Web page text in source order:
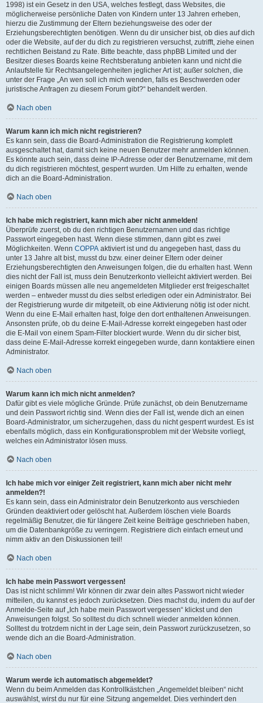
1998) ist ein Gesetz in den USA, welches festlegt, dass Websites, die
möglicherweise persönliche Daten von Kindern unter 13 Jahren erheben,
hierzu die Zustimmung der Eltern beziehungsweise des oder der
Erziehungsberechtigten benötigen. Wenn du dir unsicher bist, ob dies auf dich
oder die Website, auf der du dich zu registrieren versuchst, zutrifft, ziehe einen
rechtlichen Beistand zu Rate. Bitte beachte, dass phpBB Limited und der
Besitzer dieses Boards keine Rechtsberatung anbieten kann und nicht die
Anlaufstelle für Rechtsangelegenheiten jeglicher Art ist; außer solchen, die
unter der Frage „An wen soll ich mich wenden, falls es Beschwerden oder
juristische Anfragen zu diesem Forum gibt?“ behandelt werden.
Nach oben
Warum kann ich mich nicht registrieren?
Es kann sein, dass die Board-Administration die Registrierung komplett
ausgeschaltet hat, damit sich keine neuen Benutzer mehr anmelden können.
Es könnte auch sein, dass deine IP-Adresse oder der Benutzername, mit dem
du dich registrieren möchtest, gesperrt wurden. Um Hilfe zu erhalten, wende
dich an die Board-Administration.
Nach oben
Ich habe mich registriert, kann mich aber nicht anmelden!
Überprüfe zuerst, ob du den richtigen Benutzernamen und das richtige
Passwort eingegeben hast. Wenn diese stimmen, dann gibt es zwei
Möglichkeiten. Wenn COPPA aktiviert ist und du angegeben hast, dass du
unter 13 Jahre alt bist, musst du bzw. einer deiner Eltern oder deiner
Erziehungsberechtigten den Anweisungen folgen, die du erhalten hast. Wenn
dies nicht der Fall ist, muss dein Benutzerkonto vielleicht aktiviert werden. Bei
einigen Boards müssen alle neu angemeldeten Mitglieder erst freigeschaltet
werden – entweder musst du dies selbst erledigen oder ein Administrator. Bei
der Registrierung wurde dir mitgeteilt, ob eine Aktivierung nötig ist oder nicht.
Wenn du eine E-Mail erhalten hast, folge den dort enthaltenen Anweisungen.
Ansonsten prüfe, ob du deine E-Mail-Adresse korrekt eingegeben hast oder
die E-Mail von einem Spam-Filter blockiert wurde. Wenn du dir sicher bist,
dass deine E-Mail-Adresse korrekt eingegeben wurde, dann kontaktiere einen
Administrator.
Nach oben
Warum kann ich mich nicht anmelden?
Dafür gibt es viele mögliche Gründe. Prüfe zunächst, ob dein Benutzername
und dein Passwort richtig sind. Wenn dies der Fall ist, wende dich an einen
Board-Administrator, um sicherzugehen, dass du nicht gesperrt wurdest. Es ist
ebenfalls möglich, dass ein Konfigurationsproblem mit der Website vorliegt,
welches ein Administrator lösen muss.
Nach oben
Ich habe mich vor einiger Zeit registriert, kann mich aber nicht mehr
anmelden?!
Es kann sein, dass ein Administrator dein Benutzerkonto aus verschieden
Gründen deaktiviert oder gelöscht hat. Außerdem löschen viele Boards
regelmäßig Benutzer, die für längere Zeit keine Beiträge geschrieben haben,
um die Datenbankgröße zu verringern. Registriere dich einfach erneut und
nimm aktiv an den Diskussionen teil!
Nach oben
Ich habe mein Passwort vergessen!
Das ist nicht schlimm! Wir können dir zwar dein altes Passwort nicht wieder
mitteilen, du kannst es jedoch zurücksetzen. Dies machst du, indem du auf der
Anmelde-Seite auf „Ich habe mein Passwort vergessen“ klickst und den
Anweisungen folgst. So solltest du dich schnell wieder anmelden können.
Solltest du trotzdem nicht in der Lage sein, dein Passwort zurückzusetzen, so
wende dich an die Board-Administration.
Nach oben
Warum werde ich automatisch abgemeldet?
Wenn du beim Anmelden das Kontrollkästchen „Angemeldet bleiben“ nicht
auswählst, wirst du nur für eine Sitzung angemeldet. Dies verhindert den